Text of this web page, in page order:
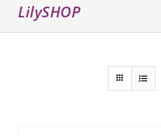
LilySHOP